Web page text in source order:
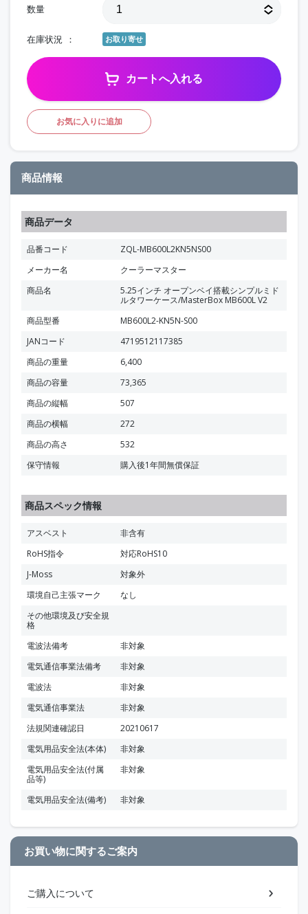
数量
在庫状況 お取り寄せ
カートへ入れる
お気に入りに追加
商品情報
商品データ
品番コード
ZQL-MB600L2KN5NS00
メーカー名
クーラーマスター
商品名
5.25インチ オープンベイ搭載シンプルミド
ルタワーケース/MasterBox MB600L V2
商品型番
MB600L2-KN5N-S00
JANコード
4719512117385
商品の重量
6,400
商品の容量
73,365
商品の縦幅
507
商品の横幅
272
商品の高さ
532
保守情報
購入後1年間無償保証
商品スペック情報
アスベスト
非含有
RoHS指令
対応RoHS10
J-Moss
対象外
環境自己主張マーク
なし
その他環境及び安全規
格
電波法備考
非対象
電気通信事業法備考
非対象
電波法
非対象
電気通信事業法
非対象
法規関連確認日
20210617
電気用品安全法(本体)
非対象
電気用品安全法(付属
品等)
非対象
電気用品安全法(備考) 非対象
お買い物に関するご案内
ご購入について